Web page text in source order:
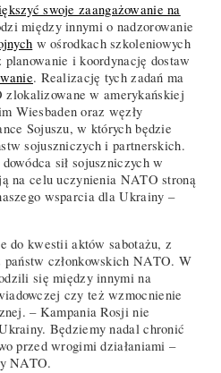
swoje zaangażowanie na
między innymi o nadzorowanie
w ośrodkach szkoleniowych
i koordynację dostaw
. Realizację tych zadań ma
w amerykańskiej
Wiesbaden oraz węzły
Sojuszu, w których będzie
sojuszniczych i partnerskich.
sił sojuszniczych w
na celu uczynienia NATO stroną
wsparcia dla Ukrainy –
do kwestii aktów sabotażu, z
członkowskich NATO. W
się między innymi na
czy też wzmocnienie
– Kampania Rosji nie
Będziemy nadal chronić
przed wrogimi działaniami –
NATO.